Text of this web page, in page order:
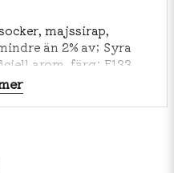
majssirap,
än 2% av; Syra
arom, färg; E133.